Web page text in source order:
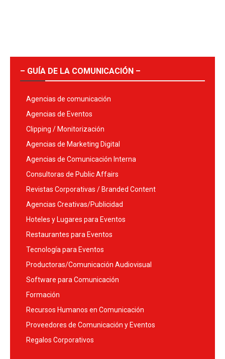
– GUÍA DE LA COMUNICACIÓN –
Agencias de comunicación
Agencias de Eventos
Clipping / Monitorización
Agencias de Marketing Digital
Agencias de Comunicación Interna
Consultoras de Public Affairs
Revistas Corporativas / Branded Content
Agencias Creativas/Publicidad
Hoteles y Lugares para Eventos
Restaurantes para Eventos
Tecnología para Eventos
Productoras/Comunicación Audiovisual
Software para Comunicación
Formación
Recursos Humanos en Comunicación
Proveedores de Comunicación y Eventos
Regalos Corporativos